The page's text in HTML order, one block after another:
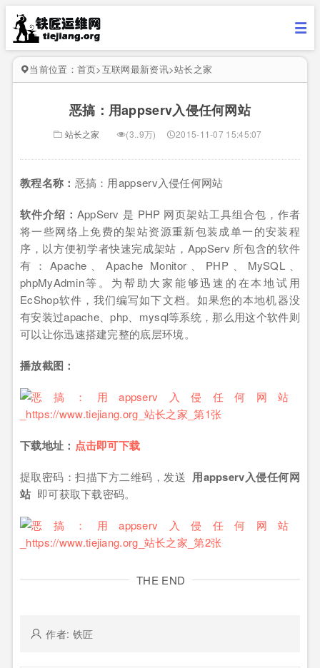
当前位置： 首页>互联网最新资讯>站长之家
恶搞：用appserv入侵任何网站
站长之家 (3..9万) 2015-11-07 15:45:07
教程名称： 恶搞：用appserv入侵任何网站
软件介绍： AppServ 是 PHP 网页架站工具组合包，作者
将一些网络上免费的架站资源重新包装成单一的安装程
序，以方便初学者快速完成架站，AppServ 所包含的软件
有：Apache、Apache Monitor、PHP、MySQL、
phpMyAdmin等。为帮助大家能够迅速的在本地试用
EcShop软件，我们编写如下文档。如果您的本地机器没
有安装过apache、php、mysql等系统，那么用这个软件则
可以让你迅速搭建完整的底层环境。
播放截图：
下载地址： 点击即可下载
提取密码：扫描下方二维码，发送 用appserv入侵任何网
站 即可获取下载密码。
THE END
作者: 铁匠